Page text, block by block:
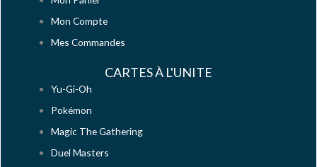
Mon Compte
Mes Commandes
CARTES À L'UNITE
Yu-Gi-Oh
Pokémon
Magic The Gathering
Duel Masters